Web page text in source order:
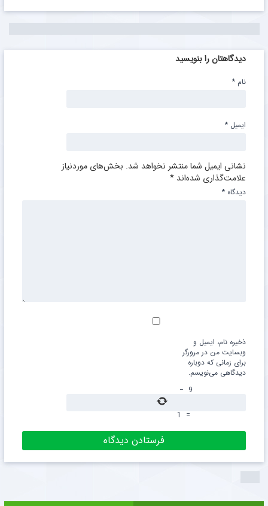
دیدگاهتان را بنویسید
نشانی ایمیل شما منتشر نخواهد شد. بخش‌های موردنیاز
علامت‌گذاری شده‌اند *
دیدگاه *
نام *
ایمیل *
ذخیره نام، ایمیل و
وبسایت من در مرورگر
برای زمانی که دوباره
دیدگاهی می‌نویسم.
9
−
=
1